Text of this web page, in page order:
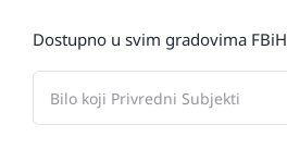
Dostupno u svim gradovima FBiH